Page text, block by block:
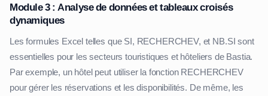
Module 3 : Analyse de données et tableaux croisés
dynamiques
Les formules Excel telles que SI, RECHERCHEV, et NB.SI sont
essentielles pour les secteurs touristiques et hôteliers de Bastia.
Par exemple, un hôtel peut utiliser la fonction RECHERCHEV
pour gérer les réservations et les disponibilités. De même, les